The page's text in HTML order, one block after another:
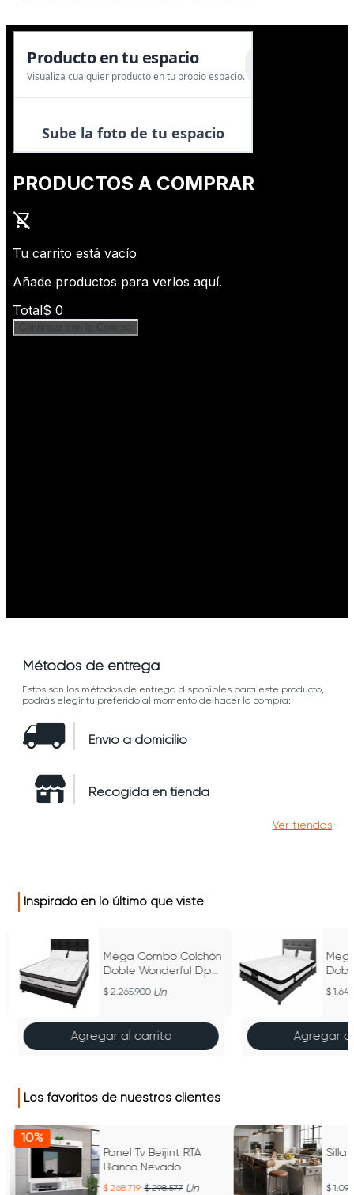
Métodos de entrega
Estos son los métodos de entrega disponibles para este producto,
podrás elegir tu preferido al momento de hacer la compra:
Envío a domicilio
Recogida en tienda
Ver tiendas
Inspirado en lo último que viste
Mega Combo Colchón
Doble Wonderful Dp
Negro 140Cm X 190Cm
2.265.900 Un
Agregar al carrito
X
Agregar
Los favoritos de nuestros clientes
10%
Panel Tv Beijint RTA
Blanco Nevado
268.719 298.577 Un
Silla